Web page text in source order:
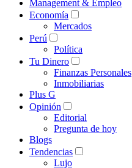
Management & Empleo
Economía
Mercados
Perú
Política
Tu Dinero
Finanzas Personales
Inmobiliarias
Plus G
Opinión
Editorial
Pregunta de hoy
Blogs
Tendencias
Lujo